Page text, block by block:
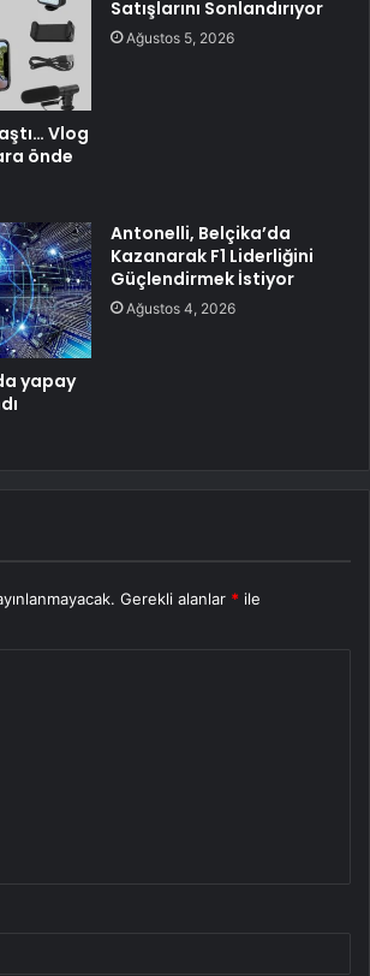
Vlog
önde
Satışlarını Sonlandırıyor
Ağustos 5, 2026
yapay
Antonelli, Belçika’da
Kazanarak F1 Liderliğini
Güçlendirmek İstiyor
Ağustos 4, 2026
Gerekli alanlar * ile